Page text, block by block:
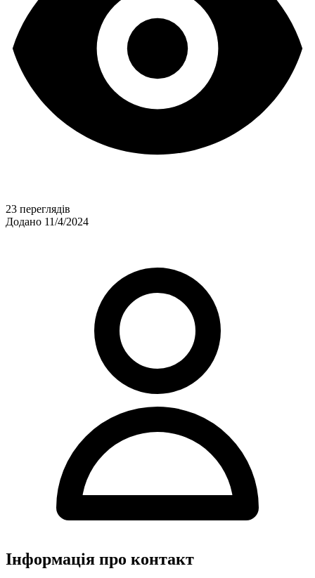
23 переглядів
Додано 11/4/2024
Інформація про контакт